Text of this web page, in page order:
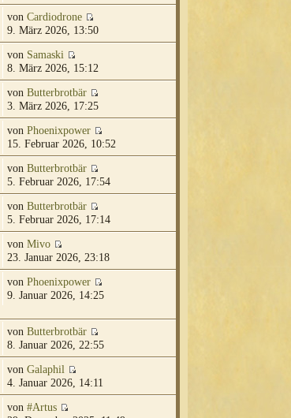
von Cardiodrone
9. März 2026, 13:50
von Samaski
8. März 2026, 15:12
von Butterbrotbär
3. März 2026, 17:25
von Phoenixpower
15. Februar 2026, 10:52
von Butterbrotbär
5. Februar 2026, 17:54
von Butterbrotbär
5. Februar 2026, 17:14
von Mivo
23. Januar 2026, 23:18
von Phoenixpower
9. Januar 2026, 14:25
von Butterbrotbär
8. Januar 2026, 22:55
von Galaphil
4. Januar 2026, 14:11
von #Artus